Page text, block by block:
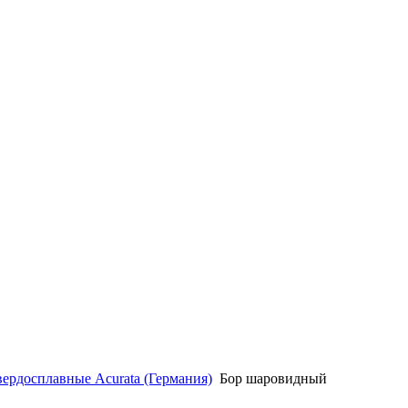
Acurata (Германия) Бор шаровидный